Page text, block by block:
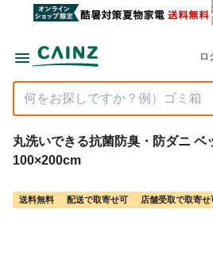
ロ
丸洗いできる抗菌防臭・防ダニ ベ
100×200cm
送料無料 配送で取寄せ可 店舗受取で取寄せ